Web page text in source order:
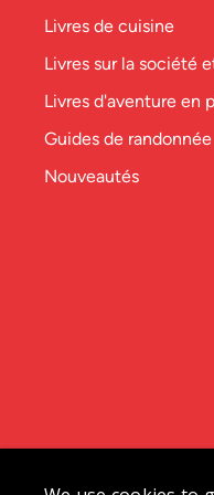
Livres de cuisine
Livres sur la société
Livres d'aventure en
Guides de randonnée
Nouveautés